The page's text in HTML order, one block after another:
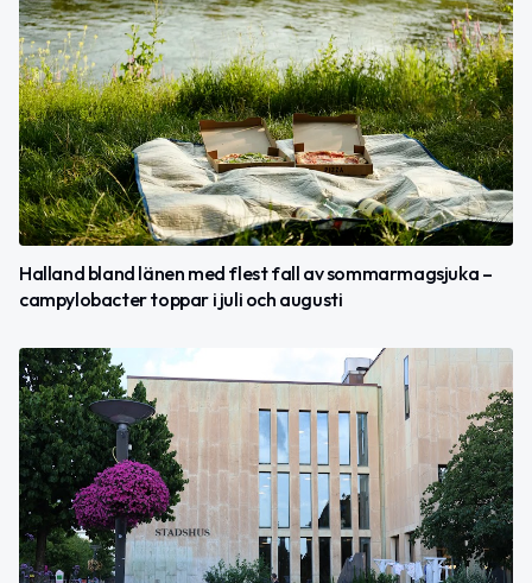
Halland bland länen med flest fall av sommarmagsjuka –
campylobacter toppar i juli och augusti